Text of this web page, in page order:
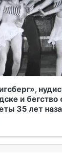
и бегство
35 лет